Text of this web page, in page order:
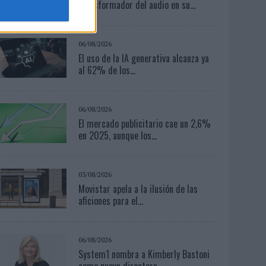
transformador del audio en su...
06/08/2026
El uso de la IA generativa alcanza ya
al 62% de los...
06/08/2026
El mercado publicitario cae un 2,6%
en 2025, aunque los...
03/08/2026
Movistar apela a la ilusión de las
aficiones para el...
06/08/2026
System1 nombra a Kimberly Bastoni